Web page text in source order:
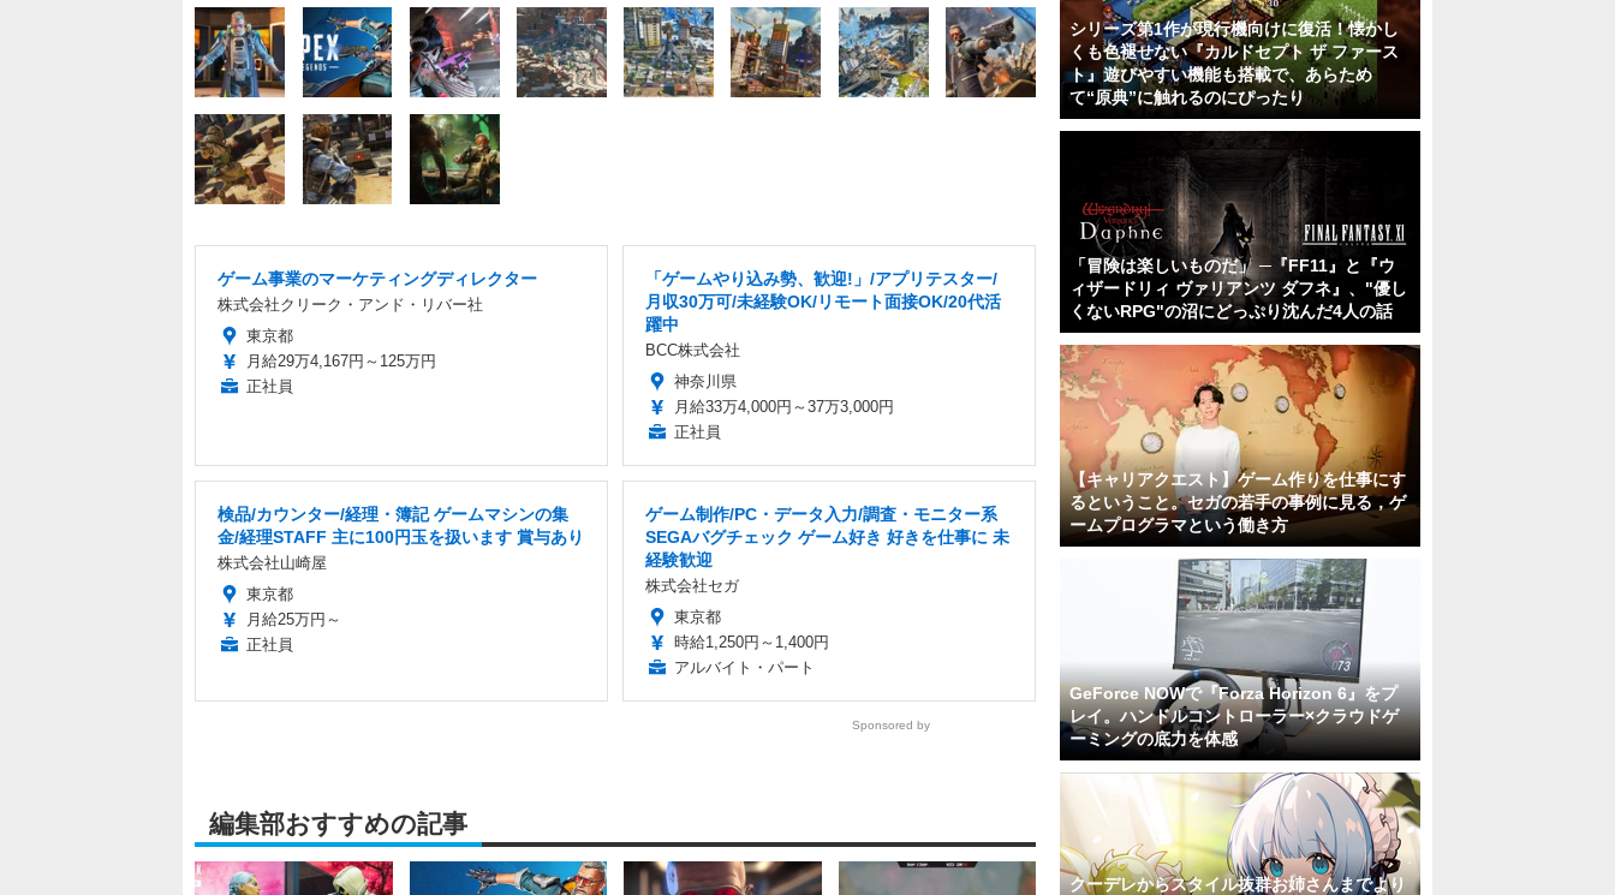
ゲーム事業のマーケティングディレクター
株式会社クリーク・アンド・リバー社
東京都
月給29万4,167円～125万円
正社員
「ゲームやり込み勢、歓迎!」/アプリテスター/
月収30万可/未経験OK/リモート面接OK/20代活
躍中
BCC株式会社
神奈川県
月給33万4,000円～37万3,000円
正社員
検品/カウンター/経理・簿記 ゲームマシンの集
金/経理STAFF 主に100円玉を扱います 賞与あり
株式会社山崎屋
東京都
月給25万円～
正社員
ゲーム制作/PC・データ入力/調査・モニター系
SEGAバグチェック ゲーム好き 好きを仕事に 未
経験歓迎
株式会社セガ
東京都
時給1,250円～1,400円
アルバイト・パート
Sponsored by
編集部おすすめの記事
シリーズ第1作が現行機向けに復活！懐かし
くも色褪せない『カルドセプト ザ ファース
ト』遊びやすい機能も搭載で、あらため
て“原典”に触れるのにぴったり
「冒険は楽しいものだ」 ─『FF11』と『ウ
ィザードリィ ヴァリアンツ ダフネ』、"優し
くないRPG"の沼にどっぷり沈んだ4人の話
【キャリアクエスト】ゲーム作りを仕事にす
るということ。セガの若手の事例に見る，ゲ
ームプログラマという働き方
GeForce NOWで『Forza Horizon 6』をプ
レイ。ハンドルコントローラー×クラウドゲ
ーミングの底力を体感
クーデレからスタイル抜群お姉さんまでより